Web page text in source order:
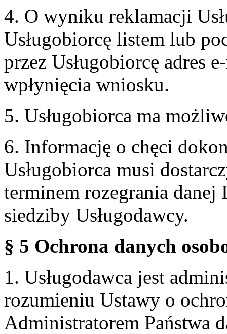
4. O wyniku reklamacji
Usługobiorcę listem lub
przez Usługobiorcę adres
wpłynięcia wniosku.
5. Usługobiorca ma
6. Informację o chęci
Usługobiorca musi
terminem rozegrania
siedziby Usługodawcy.
§ 5 Ochrona danych
1. Usługodawca jest
rozumieniu Ustawy o
Administratorem Państwa